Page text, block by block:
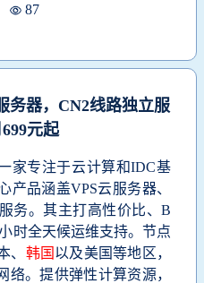
87
务器，CN2线路独立服
元起
专注于云计算和IDC基
产品涵盖VPS云服务器、
务。其主打高性价比、B
时全天候运维支持。节点
、 韩国 以及美国等地区，
络。提供弹性计算资源，